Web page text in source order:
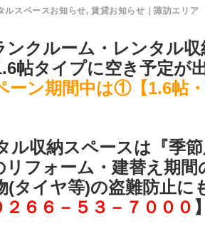
ルスペースお知らせ,賃貸お知らせ｜諏訪エリア
ンクルーム・レンタル
帖タイプに空き予定が
ーン期間中は①【1.6帖
ル収納スペースは 『季
フォーム・建替え期間
(タイヤ等)の盗難防止に
２６６－５３－７０００